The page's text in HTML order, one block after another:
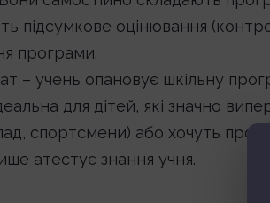
підсумкове оцінювання
програми.
– учень опановує шкільну
для дітей, які значно
спортсмени) або хочуть
атестує знання учня.